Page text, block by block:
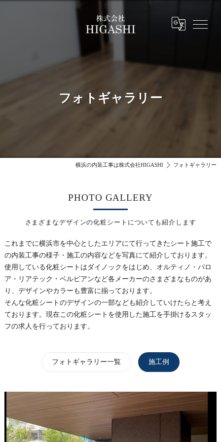
フォトギャラリー
横浜の内装工事は株式会社HIGASHI フォトギャラリー
PHOTO GALLERY
さまざまなデザインの化粧シートについても紹介します
これまでに横浜市を中心としたエリアにて行ってきたシート施工で
の内装工事の様子・施工の内容などを写真にて紹介しております。
使用している化粧シートはダイノックをはじめ、オルティノ・パロ
ア・リアテック・ベルビアンなど各メーカーのさまざまなものがあ
り、デザインやカラーも豊富に揃っております。
そんな化粧シートのデザインの一部なども紹介していけたらと考え
ております。現在この化粧シートを使用した施工を手掛けるスタッ
フの求人を行っております。
フォトギャラリー一覧 施工例